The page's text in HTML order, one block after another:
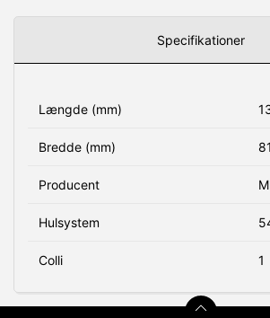
Specifikationer
Længde (mm)
Bredde (mm) 81
Producent
Hulsystem
Colli 1